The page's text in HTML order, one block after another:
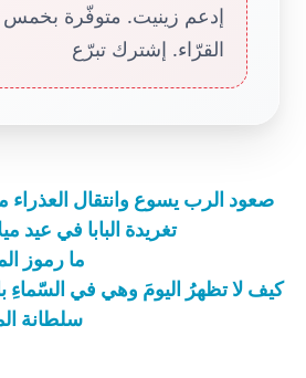
إدعم زينيت. متوفّرة بخمس
القرّاء. إشترك تبرّع
صعود الرب يسوع وانتقال العذراء
تغريدة البابا في عيد
ما رموز
كيف لا تظهرُ اليومَ وهي في السّماءِ
سلطانة